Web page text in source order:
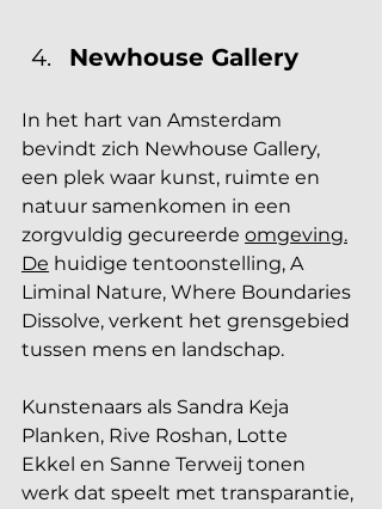
Newhouse Gallery
In het hart van Amsterdam
bevindt zich Newhouse Gallery,
een plek waar kunst, ruimte en
natuur samenkomen in een
zorgvuldig gecureerde omgeving.
De huidige tentoonstelling, A
Liminal Nature, Where Boundaries
Dissolve, verkent het grensgebied
tussen mens en landschap.
Kunstenaars als Sandra Keja
Planken, Rive Roshan, Lotte
Ekkel en Sanne Terweij tonen
werk dat speelt met transparantie,